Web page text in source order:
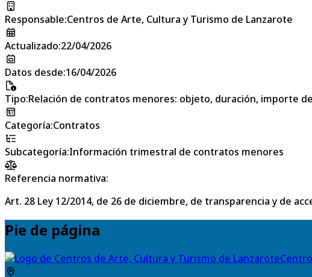
Responsable:Centros de Arte, Cultura y Turismo de Lanzarote
Actualizado:22/04/2026
Datos desde:16/04/2026
Tipo:Relación de contratos menores: objeto, duración, importe
Categoría:Contratos
Subcategoría:Información trimestral de contratos menores
Referencia normativa:
Art. 28 Ley 12/2014, de 26 de diciembre, de transparencia y de
Pie de página